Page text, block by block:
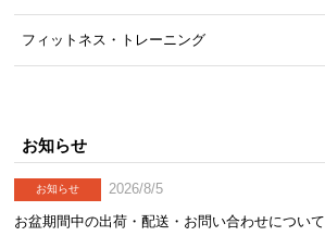
大テーブル
横幅
フィットネス・トレーニング
お知らせ
お知らせ
2026/8/5
お盆期間中の出荷・配送・お問い合わせについて